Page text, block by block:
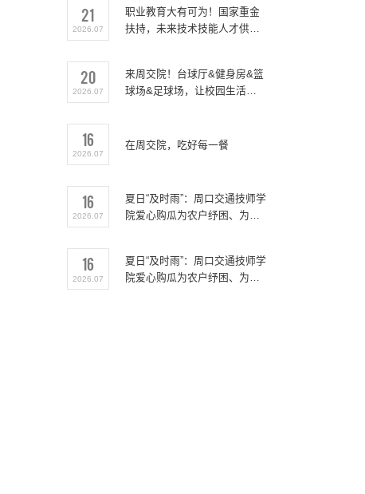
21
2026.07
职业教育大有可为！国家重金
扶持，未来技术技能人才供不
20
2026.07
来周交院！台球厅&健身房&篮
球场&足球场，让校园生活快
16
2026.07
在周交院，吃好每一餐
16
2026.07
夏日“及时雨”：周口交通技师学
院爱心购瓜为农户纾困、为一
16
2026.07
夏日“及时雨”：周口交通技师学
院爱心购瓜为农户纾困、为一